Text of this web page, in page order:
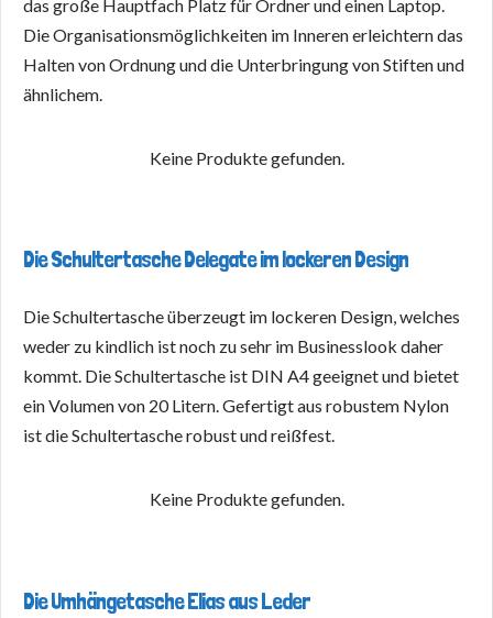
das große Hauptfach Platz für Ordner und einen Laptop.
Die Organisationsmöglichkeiten im Inneren erleichtern das
Halten von Ordnung und die Unterbringung von Stiften und
ähnlichem.
Keine Produkte gefunden.
Die Schultertasche Delegate im lockeren Design
Die Schultertasche überzeugt im lockeren Design, welches
weder zu kindlich ist noch zu sehr im Businesslook daher
kommt. Die Schultertasche ist DIN A4 geeignet und bietet
ein Volumen von 20 Litern. Gefertigt aus robustem Nylon
ist die Schultertasche robust und reißfest.
Keine Produkte gefunden.
Die Umhängetasche Elias aus Leder